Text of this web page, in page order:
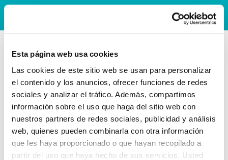
Esta página web usa cookies
Las cookies de este sitio web se usan para personalizar
el contenido y los anuncios, ofrecer funciones de redes
sociales y analizar el tráfico. Además, compartimos
información sobre el uso que haga del sitio web con
nuestros partners de redes sociales, publicidad y análisis
web, quienes pueden combinarla con otra información
que les haya proporcionado o que hayan recopilado a
partir del uso que haya hecho de sus servicios. Usted